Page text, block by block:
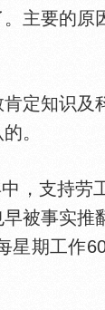
主要的原
知识及
。
，支持劳
被事实
期工作